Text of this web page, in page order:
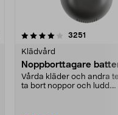
3251
Klädvård
Noppborttagare
Vårda kläder och andra
ta bort noppor och ludd.
4.5av 5 stjärnor